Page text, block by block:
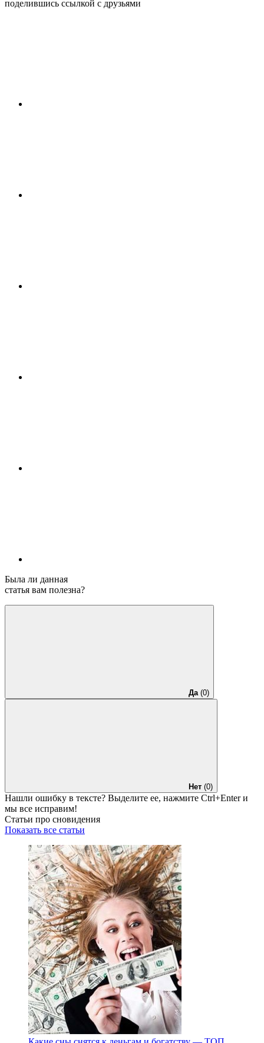
поделившись ссылкой с друзьями
Была ли данная
статья вам полезна?
Да(0)
Нет (0)
Нашли ошибку в тексте? Выделите ее, нажмите Ctrl+Enterи
мы все исправим!
Статьи про сновидения
Показать все статьи